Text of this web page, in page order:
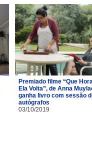
Premiado filme “Que
Ela Volta”, de Anna
ganha livro com sessão
autógrafos
03/10/2019